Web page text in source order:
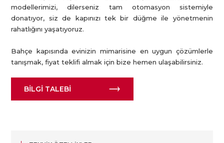
modellerimizi, dilerseniz tam otomasyon sistemiyle
donatıyor, siz de kapınızı tek bir düğme ile yönetmenin
rahatlığını yaşatıyoruz.
Bahçe kapısında evinizin mimarisine en uygun çözümlerle
tanışmak, fiyat teklifi almak için bize hemen ulaşabilirsiniz.
BILGI TALEBI